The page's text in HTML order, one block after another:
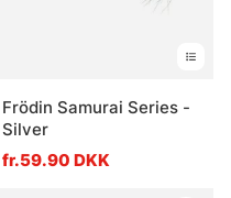
Frödin Samurai Series -
Silver
fr.59.90 DKK